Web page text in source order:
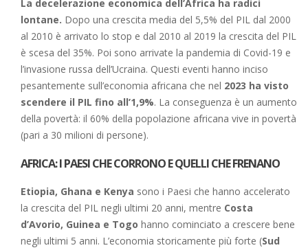
La decelerazione economica dell’Africa ha radici
lontane. Dopo una crescita media del 5,5% del PIL dal 2000
al 2010 è arrivato lo stop e dal 2010 al 2019 la crescita del PIL
è scesa del 35%. Poi sono arrivate la pandemia di Covid-19 e
l’invasione russa dell’Ucraina. Questi eventi hanno inciso
pesantemente sull’economia africana che nel 2023 ha visto
scendere il PIL fino all’1,9%. La conseguenza è un aumento
della povertà: il 60% della popolazione africana vive in povertà
(pari a 30 milioni di persone).
AFRICA: I PAESI CHE CORRONO E QUELLI CHE FRENANO
Etiopia, Ghana e Kenya sono i Paesi che hanno accelerato
la crescita del PIL negli ultimi 20 anni, mentre Costa
d’Avorio, Guinea e Togo hanno cominciato a crescere bene
negli ultimi 5 anni. L’economia storicamente più forte (Sud